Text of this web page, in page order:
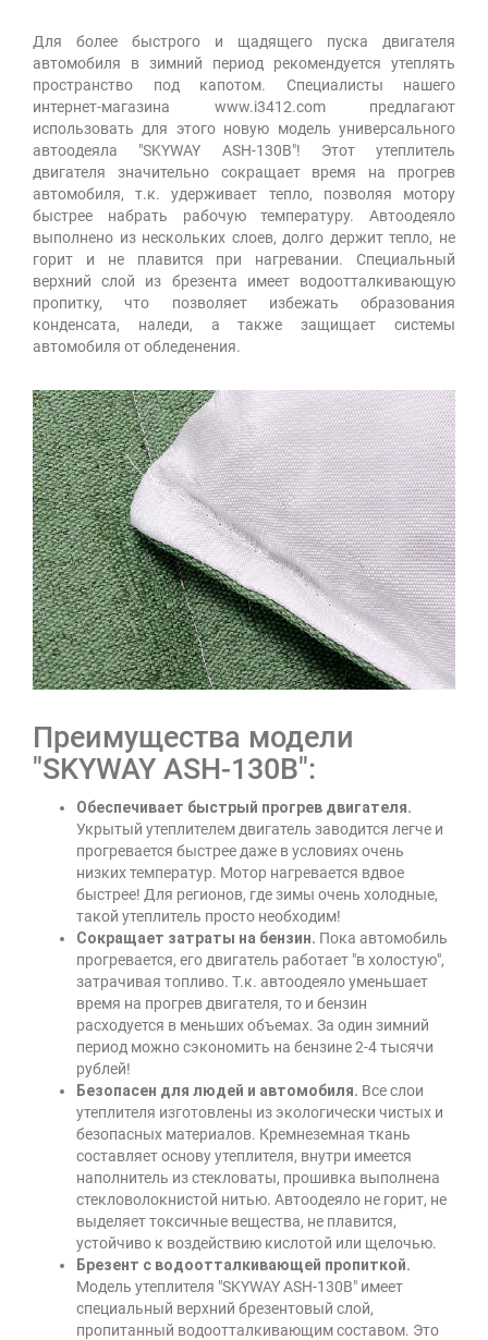
Для более быстрого и щадящего пуска двигателя
автомобиля в зимний период рекомендуется утеплять
пространство под капотом. Специалисты нашего
интернет-магазина www.i3412.com предлагают
использовать для этого новую модель универсального
автоодеяла "SKYWAY ASH-130B"! Этот утеплитель
двигателя значительно сокращает время на прогрев
автомобиля, т.к. удерживает тепло, позволяя мотору
быстрее набрать рабочую температуру. Автоодеяло
выполнено из нескольких слоев, долго держит тепло, не
горит и не плавится при нагревании. Специальный
верхний слой из брезента имеет водоотталкивающую
пропитку, что позволяет избежать образования
конденсата, наледи, а также защищает системы
автомобиля от обледенения.
Преимущества модели
"SKYWAY ASH-130B":
Обеспечивает быстрый прогрев двигателя.
Укрытый утеплителем двигатель заводится легче и
прогревается быстрее даже в условиях очень
низких температур. Мотор нагревается вдвое
быстрее! Для регионов, где зимы очень холодные,
такой утеплитель просто необходим!
Сокращает затраты на бензин. Пока автомобиль
прогревается, его двигатель работает "в холостую",
затрачивая топливо. Т.к. автоодеяло уменьшает
время на прогрев двигателя, то и бензин
расходуется в меньших объемах. За один зимний
период можно сэкономить на бензине 2-4 тысячи
рублей!
Безопасен для людей и автомобиля. Все слои
утеплителя изготовлены из экологически чистых и
безопасных материалов. Кремнеземная ткань
составляет основу утеплителя, внутри имеется
наполнитель из стекловаты, прошивка выполнена
стекловолокнистой нитью. Автоодеяло не горит, не
выделяет токсичные вещества, не плавится,
устойчиво к воздействию кислотой или щелочью.
Брезент с водоотталкивающей пропиткой.
Модель утеплителя "SKYWAY ASH-130B" имеет
специальный верхний брезентовый слой,
пропитанный водоотталкивающим составом. Это